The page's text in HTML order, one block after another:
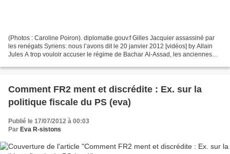
(Photos : Caroline Poiron). diplomatie.gouv.f Gilles Jacquier assassiné par
les renégats Syriens: nous l’avons dit le 20 janvier 2012 [vidéos] by Allain
Jules A trop vouloir accuser le régime de Bachar Al-Assad, les anciennes
Comment FR2 ment et discrédite : Ex. sur la
politique fiscale du PS (eva)
Publié le 17/07/2012 à 00:03
Par Eva R-sistons